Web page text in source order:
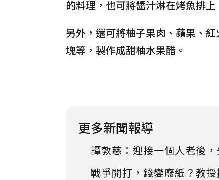
的料理，也可將醬汁淋在烤魚排
另外，還可將柚子果肉、蘋果、
塊等，製作成甜柚水果醋。
更多新聞報導
譚敦慈：迎接一個人老後
戰爭開打，錢變廢紙？教